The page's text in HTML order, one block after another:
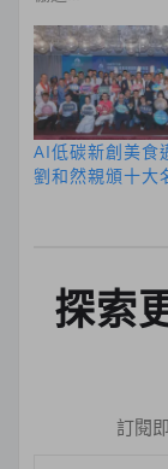
AI低碳新創美食
劉和然親頒十大
探索
訂閱